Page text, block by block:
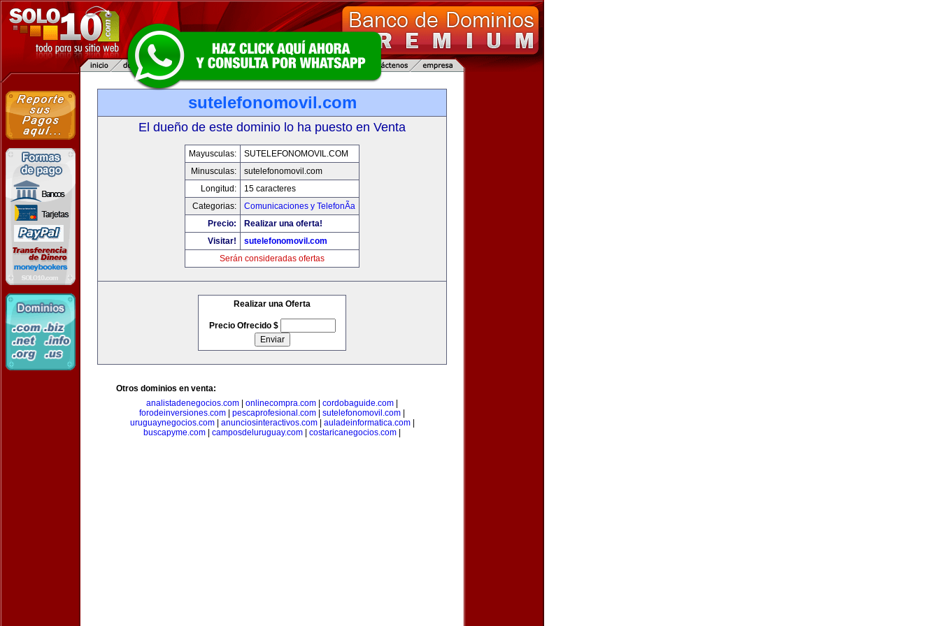
sutelefonomovil.com
El dueño de este dominio lo ha puesto en Venta
Mayusculas:
SUTELEFONOMOVIL.COM
Minusculas:
sutelefonomovil.com
Longitud:
15 caracteres
Categorias:
Comunicaciones y TelefonÃ­a
Precio:
Realizar una oferta!
Visitar!
sutelefonomovil.com
Serán consideradas ofertas
Realizar una Oferta
Precio Ofrecido $
Otros dominios en venta:
analistadenegocios.com
onlinecompra.com cordobaguide.com
forodeinversiones.com
pescaprofesional.com sutelefonomovil.com
uruguaynegocios.com| anunciosinteractivos.com| auladeinformatica.com|
buscapyme.com
camposdeluruguay.com costaricanegocios.com